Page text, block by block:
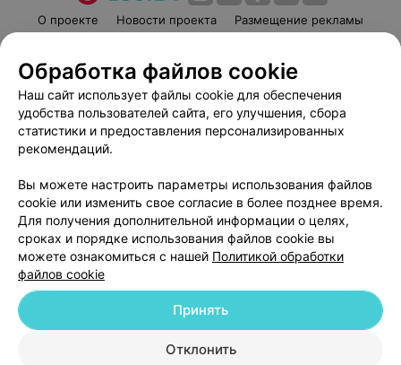
О проекте Новости проекта
Размещение рекламы
Пользовательское соглашение
Способы оплаты
Вакансии
Партнеры
Написать руководителю 103.by
Обработка персональных данных
© 2026 ООО «Артокс Лаб», УНП 191700409
| 220012, Республика Беларусь,
Обработка файлов cookie
Наш сайт использует файлы cookie для обеспечения
удобства пользователей сайта, его улучшения, сбора
статистики и предоставления персонализированных
рекомендаций.
Вы можете настроить параметры использования файлов
cookie или изменить свое согласие в более позднее время.
Для получения дополнительной информации о целях,
сроках и порядке использования файлов cookie вы
можете ознакомиться с нашей Политикой обработки
файлов cookie
Отклонить
Принять